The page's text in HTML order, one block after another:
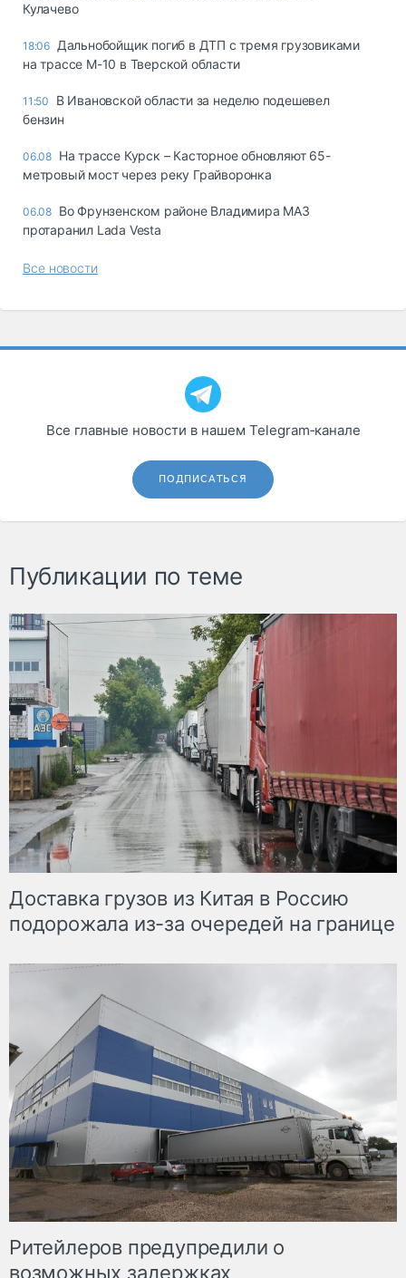
Кулачево
18:06 Дальнобойщик погиб в ДТП с тремя грузовиками
на трассе М-10 в Тверской области
11:50
В Ивановской области за неделю подешевел
бензин
06.08 На трассе Курск – Касторное обновляют 65-
метровый мост через реку Грайворонка
06.08 Во Фрунзенском районе Владимира МАЗ
протаранил Lada Vesta
Все новости
Все главные новости в нашем Telegram‑канале
ПОДПИСАТЬСЯ
Публикации по теме
Доставка грузов из Китая в Россию
подорожала из-за очередей на границе
Ритейлеров предупредили о
возможных задержках